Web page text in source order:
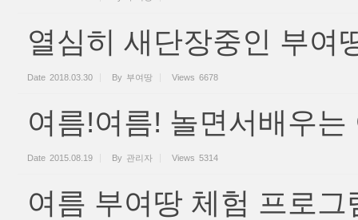
열심히 새단장중인 부여
Date 2018.03.30 By 부여땅 Views 6678
여름!여름! 놀면서배우는
Date 2015.08.19 By 관리자 Views 5314
여름 부여땅 체험 프로그